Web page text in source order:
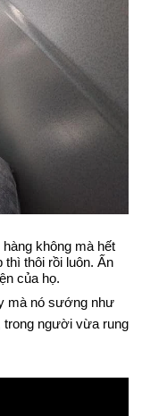
không mà hết
thì thôi rồi luôn. Ấn
của họ.
mà nó sướng như
trong người vừa rung